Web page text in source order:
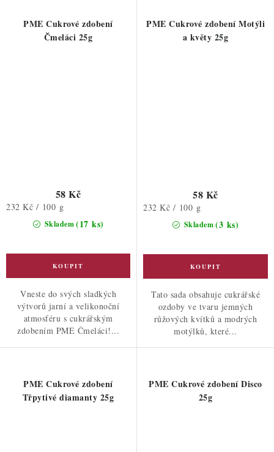
PME Cukrové zdobení
Čmeláci 25g
Skladem(17 ks)
58 Kč
Měrná
232 Kč / 100 g
Vneste do svých sladkých
výtvorů jarní a velikonoční
atmosféru s cukrářským
zdobením PME Čmeláci!...
PME Cukrové zdobení Motýli
a květy 25g
Skladem(3 ks)
58 Kč
Měrná
232 Kč / 100 g
Tato sada obsahuje cukrářské
ozdoby ve tvaru jemných
růžových kvítků a modrých
motýlků, které...
PME Cukrové zdobení
Třpytivé diamanty 25g
PME Cukrové zdobení Disco
25g